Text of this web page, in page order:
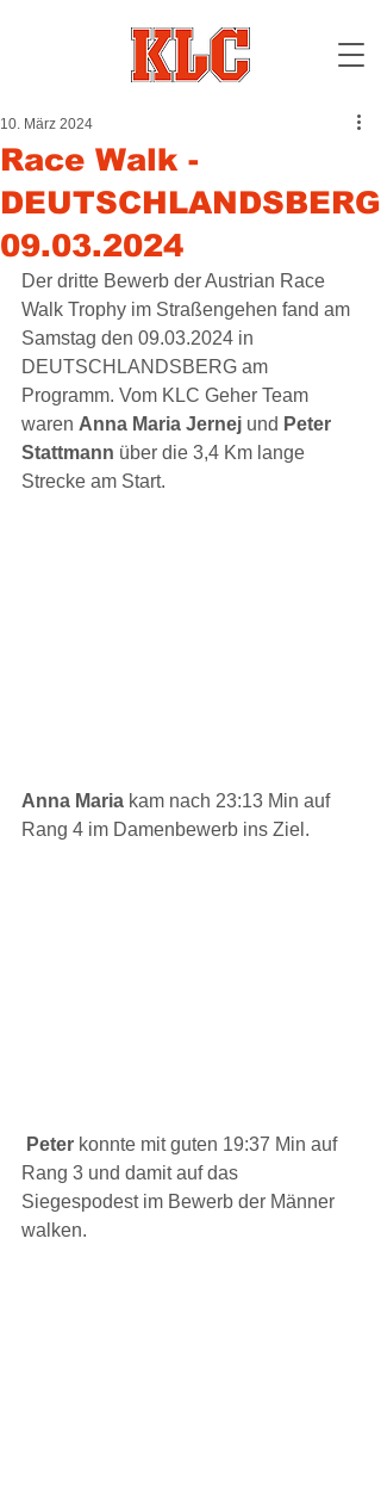
Race Walk -
DEUTSCHLANDSBERG
09.03.2024
10. März 2024
Der dritte Bewerb der Austrian Race
Walk Trophy im Straßengehen fand am
Samstag den 09.03.2024 in
DEUTSCHLANDSBERG am
Programm. Vom KLC Geher Team
waren Anna Maria Jernej und Peter
Stattmann über die 3,4 Km lange
Strecke am Start.
Anna Maria kam nach 23:13 Min auf
Rang 4 im Damenbewerb ins Ziel.
Peter konnte mit guten 19:37 Min auf
Rang 3 und damit auf das
Siegespodest im Bewerb der Männer
walken.